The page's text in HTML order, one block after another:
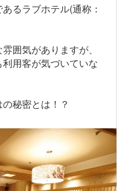
るラブホテル(通称：
囲気がありますが、
用客が気づいていな
秘密とは！？